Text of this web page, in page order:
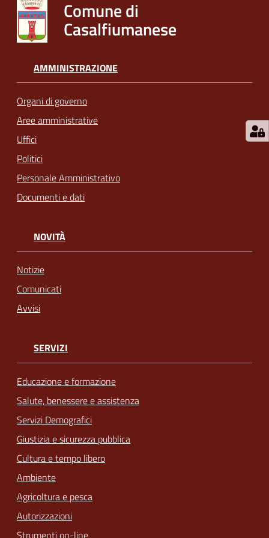
Comune di
Casalfiumanese
AMMINISTRAZIONE
Organi di governo
Aree amministrative
Uffici
Politici
Personale Amministrativo
Documenti e dati
NOVITÀ
Notizie
Comunicati
Avvisi
SERVIZI
Educazione e formazione
Salute, benessere e assistenza
Servizi Demografici
Giustizia e sicurezza pubblica
Cultura e tempo libero
Ambiente
Agricoltura e pesca
Autorizzazioni
Strumenti on-line